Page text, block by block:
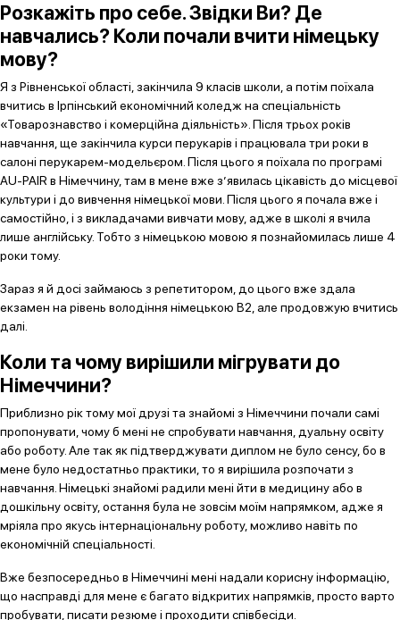
Розкажіть про себе. Звідки Ви? Де
навчались? Коли почали вчити німецьку
мову?
Я з Рівненської області, закінчила 9 класів школи, а потім поїхала
вчитись в Ірпінський економічний коледж на спеціальність
«Товарознавство і комерційна діяльність». Після трьох років
навчання, ще закінчила курси перукарів і працювала три роки в
салоні перукарем-модельєром. Після цього я поїхала по програмі
AU-PAIR в Німеччину, там в мене вже з’явилась цікавість до місцевої
культури і до вивчення німецької мови. Після цього я почала вже і
самостійно, і з викладачами вивчати мову, адже в школі я вчила
лише англійську. Тобто з німецькою мовою я познайомилась лише 4
роки тому.
Зараз я й досі займаюсь з репетитором, до цього вже здала
екзамен на рівень володіння німецькою B2, але продовжую вчитись
далі.
Коли та чому вирішили мігрувати до
Німеччини?
Приблизно рік тому мої друзі та знайомі з Німеччини почали самі
пропонувати, чому б мені не спробувати навчання, дуальну освіту
або роботу. Але так як підтверджувати диплом не було сенсу, бо в
мене було недостатньо практики, то я вирішила розпочати з
навчання. Німецькі знайомі радили мені йти в медицину або в
дошкільну освіту, остання була не зовсім моїм напрямком, адже я
мріяла про якусь інтернаціональну роботу, можливо навіть по
економічній спеціальності.
Вже безпосередньо в Німеччині мені надали корисну інформацію,
що насправді для мене є багато відкритих напрямків, просто варто
пробувати, писати резюме і проходити співбесіди.